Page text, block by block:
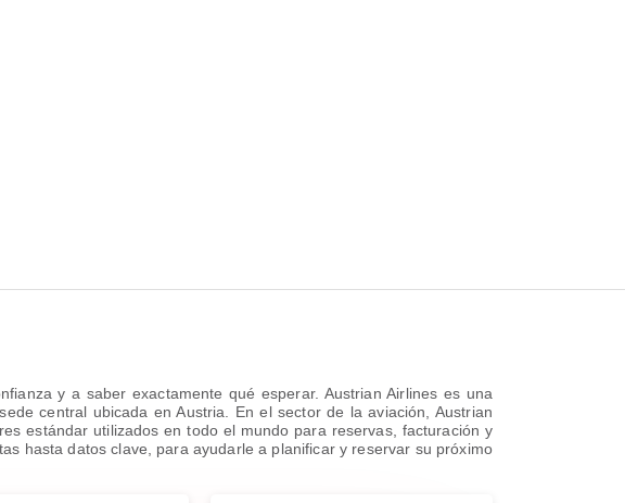
y a saber exactamente qué esperar. Austrian Airlines es una
central ubicada en Austria. En el sector de la aviación, Austrian
estándar utilizados en todo el mundo para reservas, facturación y
hasta datos clave, para ayudarle a planificar y reservar su próximo